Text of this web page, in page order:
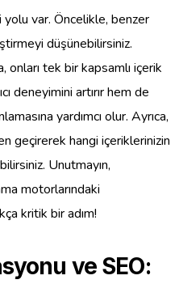
var. Öncelikle, benzer
düşünebilirsiniz.
onları tek bir kapsamlı içerik
deneyimini artırır hem de
yardımcı olur. Ayrıca,
geçirerek hangi içeriklerinizin
Unutmayın,
motorlarındaki
kritik bir adım!
ve SEO: